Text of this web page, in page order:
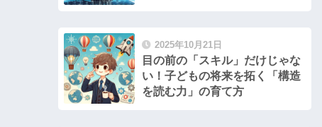
2025年10月21日
目の前の「スキル」だけじゃな
い！子どもの将来を拓く「構造
を読む力」の育て方